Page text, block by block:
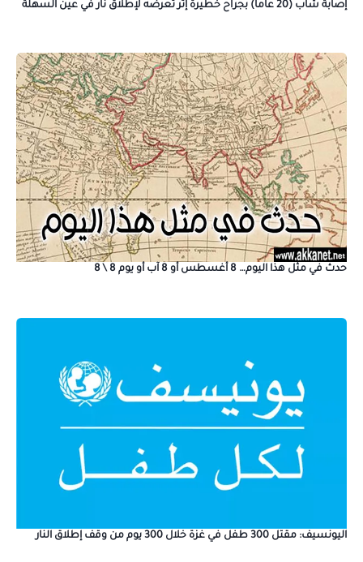
إصابة شاب (20 عاماً) بجراح خطيرة إثر تعرضه لإطلاق نار في عين السهلة
حدث في مثل هذا اليوم… 8 أغسطس أو 8 آب أو يوم 8 \ 8
اليونسيف: مقتل 300 طفل في غزة خلال 300 يوم من وقف إطلاق النار